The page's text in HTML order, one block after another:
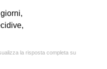
la risposta completa su